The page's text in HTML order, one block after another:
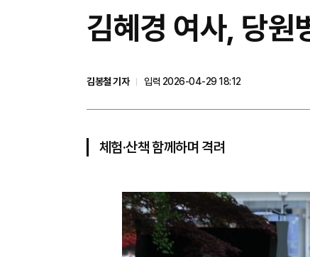
김혜경 여사, 당원
김봉철 기자
입력 2026-04-29 18:12
체험·산책 함께하며 격려